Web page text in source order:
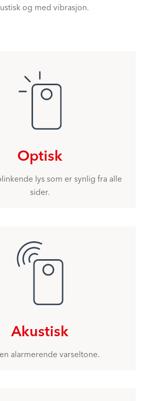
og med vibrasjon.
Optisk
lys som er synlig fra alle
sider.
Akustisk
alarmerende varseltone.